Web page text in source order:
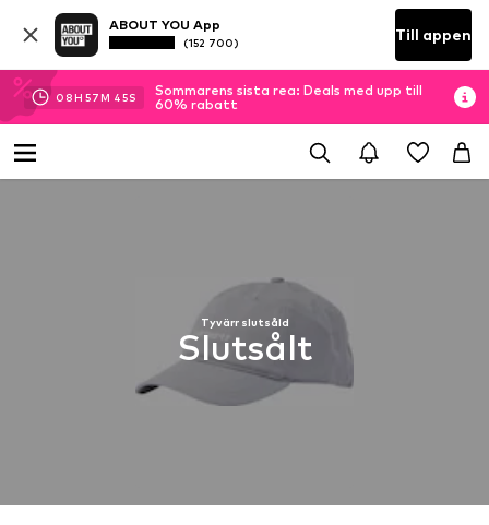
ABOUT YOU App
(152 700) Till appen
08H 57M 44S
Sommarens sista rea: Deals med upp till
60% rabatt
Tyvärr slutsåld
Slutsålt